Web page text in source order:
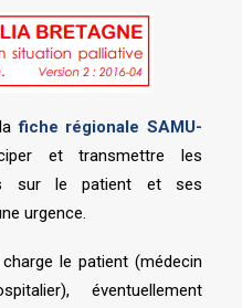
fiche régionale SAMU-
et transmettre les
sur le patient et ses
urgence.
le patient (médecin
éventuellement